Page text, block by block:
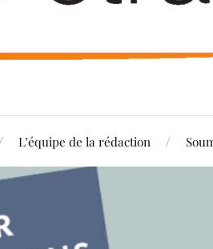
L’équipe de la rédaction